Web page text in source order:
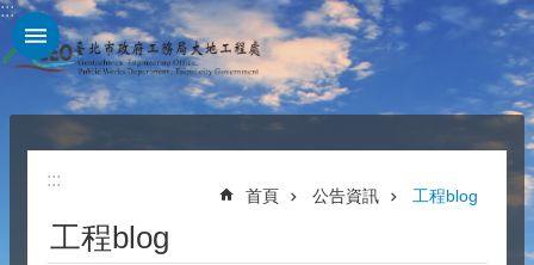
跳到主要內容區塊
:::
:::
首頁 公告資訊 工程blog
工程blog